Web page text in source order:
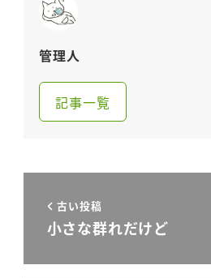
管理人
記事一覧
古い投稿
小さな群れだけど